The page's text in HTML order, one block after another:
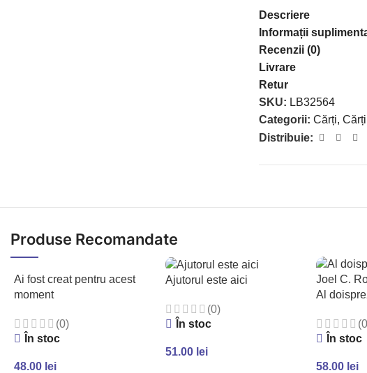
Descriere
Informații
Recenzii (0)
Livrare
Retur
SKU: LB32564
Categorii: Cărți,
Distribuie:
Produse Recomandate
Ai fost creat pentru acest
moment
(0)
În stoc
48.00 lei
Ajutorul este aici
(0)
În stoc
51.00 lei
Al
În stoc
58.00 lei